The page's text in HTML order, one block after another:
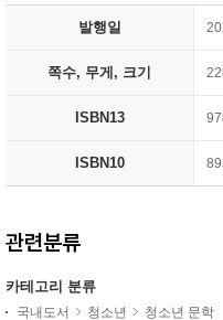
발행일
쪽수, 무게, 크기
ISBN13
ISBN10
관련분류
카테고리 분류
국내도서 청소년 청소년 문학